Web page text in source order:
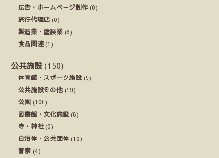
広告・ホームページ制作 (0)
旅行代理店 (0)
製造業・塗装業 (6)
食品関連 (1)
公共施設 (150)
体育館・スポーツ施設(9)
公共施設その他 (19)
公園 (100)
図書館・文化施設(6)
寺・神社(0)
自治体・公共団体 (10)
警察 (4)